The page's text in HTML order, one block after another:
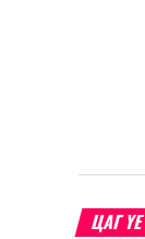
ЦАГ ҮЕ